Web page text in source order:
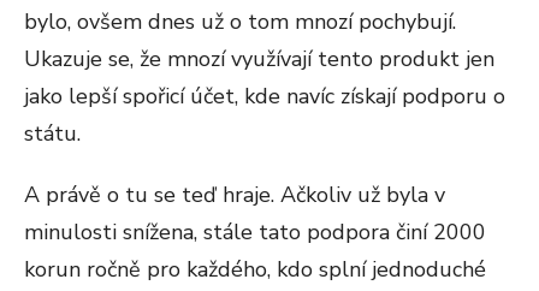
bylo, ovšem dnes už o tom mnozí pochybují.
Ukazuje se, že mnozí využívají tento produkt jen
jako lepší spořicí účet, kde navíc získají podporu o
státu.
A právě o tu se teď hraje. Ačkoliv už byla v
minulosti snížena, stále tato podpora činí 2000
korun ročně pro každého, kdo splní jednoduché